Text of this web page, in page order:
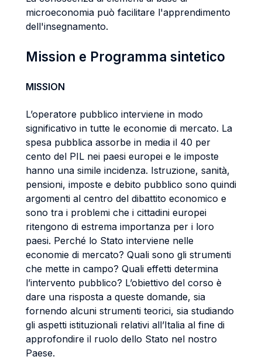
microeconomia può facilitare l'apprendimento
dell'insegnamento.
Mission e Programma sintetico
MISSION
L’operatore pubblico interviene in modo
significativo in tutte le economie di mercato. La
spesa pubblica assorbe in media il 40 per
cento del PIL nei paesi europei e le imposte
hanno una simile incidenza. Istruzione, sanità,
pensioni, imposte e debito pubblico sono quindi
argomenti al centro del dibattito economico e
sono tra i problemi che i cittadini europei
ritengono di estrema importanza per i loro
paesi. Perché lo Stato interviene nelle
economie di mercato? Quali sono gli strumenti
che mette in campo? Quali effetti determina
l’intervento pubblico? L’obiettivo del corso è
dare una risposta a queste domande, sia
fornendo alcuni strumenti teorici, sia studiando
gli aspetti istituzionali relativi all’Italia al fine di
approfondire il ruolo dello Stato nel nostro
Paese.